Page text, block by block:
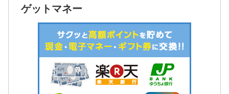
ゲットマネー